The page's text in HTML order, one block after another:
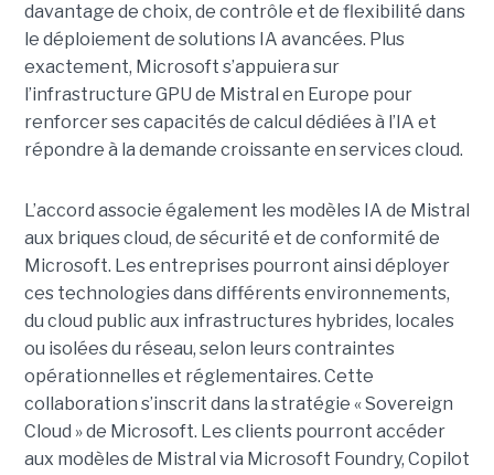
davantage de choix, de contrôle et de flexibilité dans
le déploiement de solutions IA avancées. Plus
exactement, Microsoft s’appuiera sur
l’infrastructure GPU de Mistral en Europe pour
renforcer ses capacités de calcul dédiées à l’IA et
répondre à la demande croissante en services cloud.
L’accord associe également les modèles IA de Mistral
aux briques cloud, de sécurité et de conformité de
Microsoft. Les entreprises pourront ainsi déployer
ces technologies dans différents environnements,
du cloud public aux infrastructures hybrides, locales
ou isolées du réseau, selon leurs contraintes
opérationnelles et réglementaires. Cette
collaboration s’inscrit dans la stratégie « Sovereign
Cloud » de Microsoft. Les clients pourront accéder
aux modèles de Mistral via Microsoft Foundry, Copilot